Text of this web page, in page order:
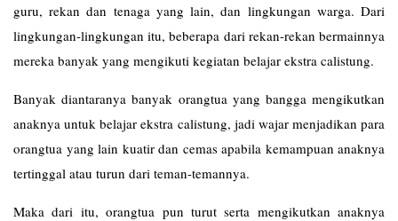
guru, rekan dan tenaga yang lain, dan lingkungan warga. Dari
lingkungan-lingkungan itu, beberapa dari rekan-rekan bermainnya
mereka banyak yang mengikuti kegiatan belajar ekstra calistung.
Banyak diantaranya banyak orangtua yang bangga mengikutkan
anaknya untuk belajar ekstra calistung, jadi wajar menjadikan para
orangtua yang lain kuatir dan cemas apabila kemampuan anaknya
tertinggal atau turun dari teman-temannya.
Maka dari itu, orangtua pun turut serta mengikutkan anaknya